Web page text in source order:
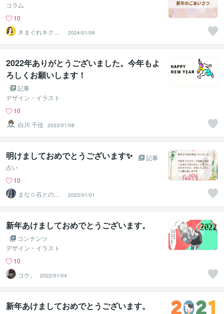
コラム
10
きまぐれキクコ
☆人生応援相談
室
2024/01/09
2022年ありがとうございました。今年もよ
ろしくお願いします！
記事
デザイン・イラスト
10
白川 千佳 2023/01/08
明けましておめでとうございます✨
記事
占い
10
まな☆石との絆
を整える占い師
＆セラピスト
2023/01/01
新年あけましておめでとうございます。
コンテンツ
デザイン・イラスト
10
コケ。
2022/01/04
新年あけましておめでとうございます。